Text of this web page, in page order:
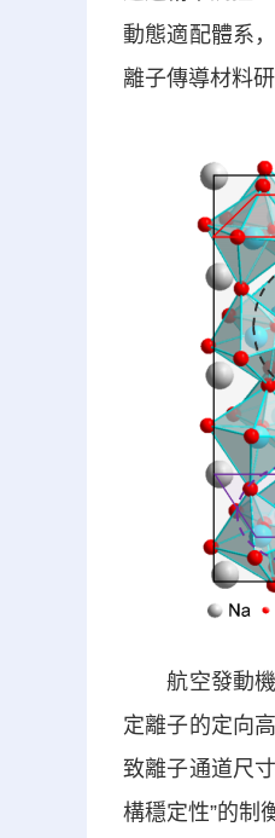
動態適配體系
離子傳導材料
航空發動機
定離子的定向
致離子通道尺
構穩定性”的制